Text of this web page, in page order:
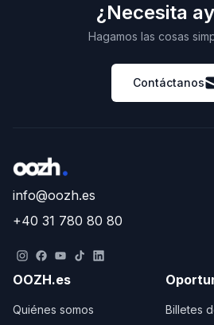
¿Necesita
Hagamos las cosas
Contáctanos
info@oozh.es
+40 31 780 80 80
OOZH.es
Quiénes somos Billetes